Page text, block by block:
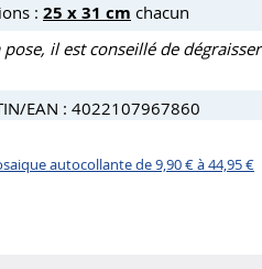
: 25 x 31 cm chacun
pose, il est conseillé de
EAN : 4022107967860
autocollante de 9,90 € à 44,95 €